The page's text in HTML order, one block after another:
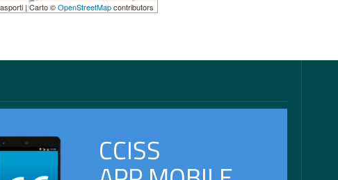
| Carto ©OpenStreetMapcontributors
CCISS